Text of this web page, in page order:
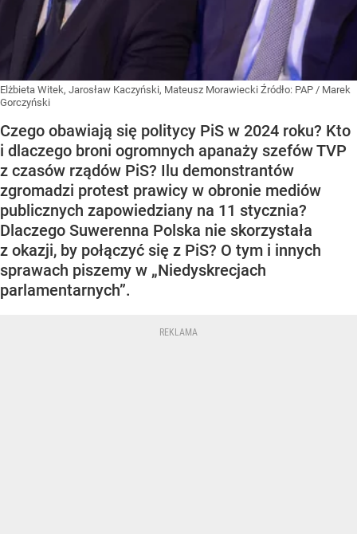
Elżbieta Witek, Jarosław Kaczyński, Mateusz Morawiecki Źródło: PAP / Marek
Gorczyński
Czego obawiają się politycy PiS w 2024 roku? Kto
i dlaczego broni ogromnych apanaży szefów TVP
z czasów rządów PiS? Ilu demonstrantów
zgromadzi protest prawicy w obronie mediów
publicznych zapowiedziany na 11 stycznia?
Dlaczego Suwerenna Polska nie skorzystała
z okazji, by połączyć się z PiS? O tym i innych
sprawach piszemy w „Niedyskrecjach
parlamentarnych”.